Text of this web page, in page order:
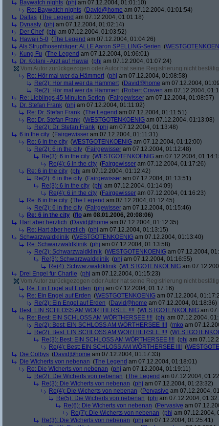
Baywatch nights (phj am 07.12.2004, 01:01:10)
Re: Baywatch nights (David@home am 07.12.2004, 01:01:54)
Dallas (The Legend am 07.12.2004, 01:01:18)
Dynasty (phj am 07.12.2004, 01:02:14)
Der Chef(phj am 07.12.2004, 01:03:52)
Hawaii 5-0 (The Legend am 07.12.2004, 01:04:26)
Als Strupfhosenträger: ALLE Aaron SPELLING-Serien (
Kung Fu (The Legend am 07.12.2004, 01:06:01)
Dr. Kolani - Arzt auf Hawai (phj am 07.12.2004, 01:07:24)
Vom Autor zurückgezogen oder Autor hat seine Registrierung nicht
Re: Hör mal wer da Hämmert (phj am 07.12.2004, 01:08:58)
Re(2): Hör mal wer da Hämmert (David@home am 07.12.2004,
Re(2): Hör mal wer da Hämmert (Robert Craven am 07.12.2004,
Re: Lieblings 45 Minuten Serien (Fairgewisser am 07.12.2004, 01:08:57)
Dr. Stefan Frank (phj am 07.12.2004, 01:11:02)
Re: Dr. Stefan Frank (The Legend am 07.12.2004, 01:11:51)
Re: Dr. Stefan Frank (WESTGOTENKOENIG am 07.12.2004, 01:13:08)
Re(2): Dr. Stefan Frank (phj am 07.12.2004, 01:13:48)
6 in the city (Fairgewisser am 07.12.2004, 01:11:31)
Re: 6 in the city (WESTGOTENKOENIG am 07.12.2004, 01:12:00)
Re(2): 6 in the city (Fairgewisser am 07.12.2004, 01:12:48)
Re(3): 6 in the city (WESTGOTENKOENIG am 07.12.2004,
Re(4): 6 in the city (Fairgewisser am 07.12.2004, 01:17:26)
Re: 6 in the city (phj am 07.12.2004, 01:12:42)
Re(2): 6 in the city (Fairgewisser am 07.12.2004, 01:13:51)
Re(3): 6 in the city (phj am 07.12.2004, 01:14:09)
Re(4): 6 in the city (Fairgewisser am 07.12.2004, 01:16:23)
Re: 6 in the city (The Legend am 07.12.2004, 01:12:45)
Re(2): 6 in the city (Fairgewisser am 07.12.2004, 01:15:46)
Re: 6 in the city (flo am 08.01.2006, 20:08:06)
Hart aber herzlich (David@home am 07.12.2004, 01:12:35)
Re: Hart aber herzlich (phj am 07.12.2004, 01:13:15)
Schwarzwaldklinik (WESTGOTENKOENIG am 07.12.2004, 01:13:40)
Re: Schwarzwaldklinik (phj am 07.12.2004, 01:13:58)
Re(2): Schwarzwaldklinik (WESTGOTENKOENIG am 07.12.2004,
Re(3): Schwarzwaldklinik (phj am 07.12.2004, 01:16:55)
Re(4): Schwarzwaldklinik (WESTGOTENKOENIG am
Drei Engel für Charlie (phj am 07.12.2004, 01:15:23)
Vom Autor zurückgezogen oder Autor hat seine Registrierung nicht
Re: Ein Engel auf Erden (phj am 07.12.2004, 01:17:16)
Re: Ein Engel auf Erden (WESTGOTENKOENIG am 07.12.2004,
Re(2): Ein Engel auf Erden (David@home am 07.12.2004, 01:18:36)
Best: EIN SCHLOSS AM WÖRTHERSEE !!!! (WESTGOTENKOENIG am
Re: Best: EIN SCHLOSS AM WÖRTHERSEE !!!! (phj am 07.12.2004,
Re(2): Best: EIN SCHLOSS AM WÖRTHERSEE !!!! (mko am
Re(2): Best: EIN SCHLOSS AM WÖRTHERSEE !!!! (
Re(3): Best: EIN SCHLOSS AM WÖRTHERSEE !!!! (phj am
Re(4): Best: EIN SCHLOSS AM WÖRTHERSEE !!!! (
Die Colbys (David@home am 07.12.2004, 01:17:33)
Die Wicherts von nebenan (The Legend am 07.12.2004, 01:18:01)
Re: Die Wicherts von nebenan (phj am 07.12.2004, 01:19:11)
Re(2): Die Wicherts von nebenan (The Legend am 07.12.2004,
Re(3): Die Wicherts von nebenan (phj am 07.12.2004, 01:23:32)
Re(4): Die Wicherts von nebenan (Pervasive am 07.12.2004,
Re(5): Die Wicherts von nebenan (phj am 07.12.2004,
Re(6): Die Wicherts von nebenan (Pervasive am
Re(7): Die Wicherts von nebenan (phj am 07.12.2004,
Re(3): Die Wicherts von nebenan (phj am 07.12.2004, 01:25:41)